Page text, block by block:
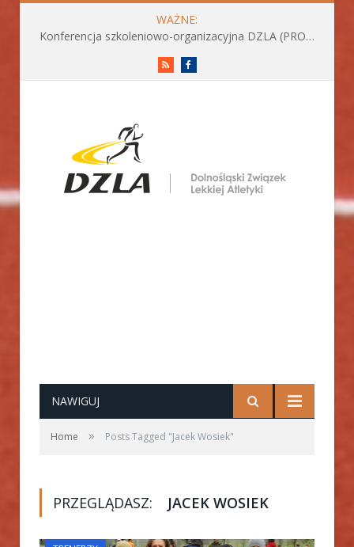
WAŻNE:
Konferencja szkoleniowo-organizacyjna DZLA (PROGRAM już do pobrania)
RSS
NAWIGUJ
Home » Posts Tagged "Jacek Wosiek"
PRZEGLĄDASZ: JACEK WOSIEK